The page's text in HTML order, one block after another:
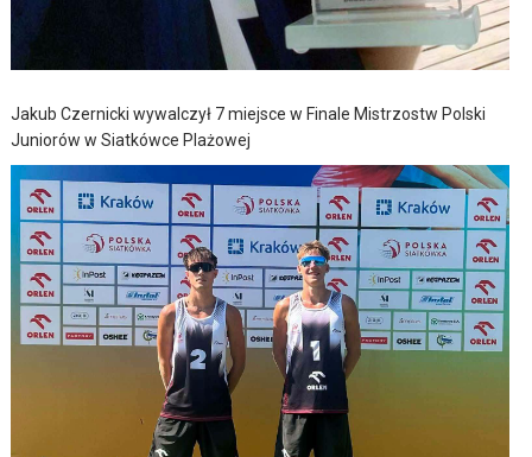
Jakub Czernicki wywalczył 7 miejsce w Finale Mistrzostw Polski
Juniorów w Siatkówce Plażowej